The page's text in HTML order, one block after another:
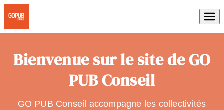
Bienvenue sur le site de GO
PUB Conseil
GO PUB Conseil accompagne les collectivités